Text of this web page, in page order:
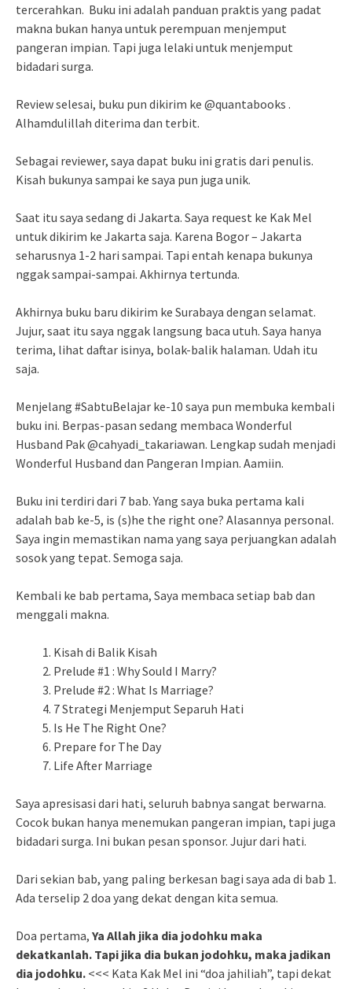
tercerahkan. Buku ini adalah panduan praktis yang padat
makna bukan hanya untuk perempuan menjemput
pangeran impian. Tapi juga lelaki untuk menjemput
bidadari surga.
Review selesai, buku pun dikirim ke @quantabooks .
Alhamdulillah diterima dan terbit.
Sebagai reviewer, saya dapat buku ini gratis dari penulis.
Kisah bukunya sampai ke saya pun juga unik.
Saat itu saya sedang di Jakarta. Saya request ke Kak Mel
untuk dikirim ke Jakarta saja. Karena Bogor – Jakarta
seharusnya 1-2 hari sampai. Tapi entah kenapa bukunya
nggak sampai-sampai. Akhirnya tertunda.
Akhirnya buku baru dikirim ke Surabaya dengan selamat.
Jujur, saat itu saya nggak langsung baca utuh. Saya hanya
terima, lihat daftar isinya, bolak-balik halaman. Udah itu
saja.
Menjelang #SabtuBelajar ke-10 saya pun membuka kembali
buku ini. Berpas-pasan sedang membaca Wonderful
Husband Pak @cahyadi_takariawan. Lengkap sudah menjadi
Wonderful Husband dan Pangeran Impian. Aamiin.
Buku ini terdiri dari 7 bab. Yang saya buka pertama kali
adalah bab ke-5, is (s)he the right one? Alasannya personal.
Saya ingin memastikan nama yang saya perjuangkan adalah
sosok yang tepat. Semoga saja.
Kembali ke bab pertama, Saya membaca setiap bab dan
menggali makna.
Kisah di Balik Kisah
Prelude #1 : Why Sould I Marry?
Prelude #2 : What Is Marriage?
7 Strategi Menjemput Separuh Hati
Is He The Right One?
Prepare for The Day
Life After Marriage
Saya apresisasi dari hati, seluruh babnya sangat berwarna.
Cocok bukan hanya menemukan pangeran impian, tapi juga
bidadari surga. Ini bukan pesan sponsor. Jujur dari hati.
Dari sekian bab, yang paling berkesan bagi saya ada di bab 1.
Ada terselip 2 doa yang dekat dengan kita semua.
Doa pertama, Ya Allah jika dia jodohku maka
dekatkanlah. Tapi jika dia bukan jodohku, maka jadikan
dia jodohku. <<< Kata Kak Mel ini “doa jahiliah”, tapi dekat